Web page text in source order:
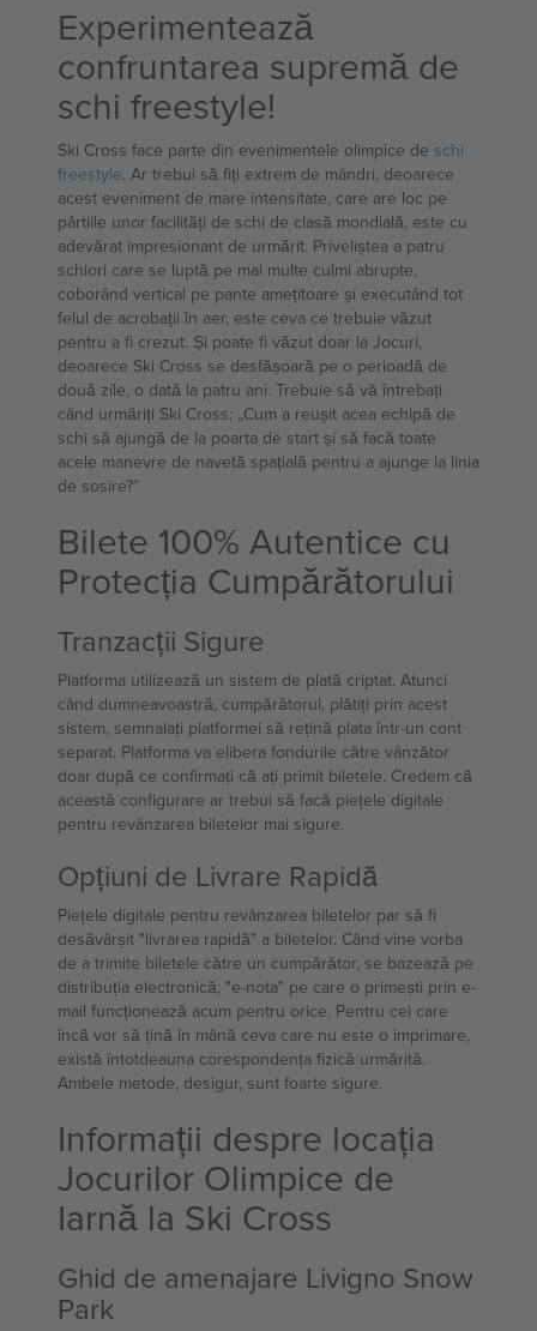
Experimentează
confruntarea supremă de
schi freestyle!
Ski Cross face parte din evenimentele olimpice de schi
freestyle. Ar trebui să fiți extrem de mândri, deoarece
acest eveniment de mare intensitate, care are loc pe
pârtiile unor facilități de schi de clasă mondială, este cu
adevărat impresionant de urmărit. Priveliștea a patru
schiori care se luptă pe mai multe culmi abrupte,
coborând vertical pe pante amețitoare și executând tot
felul de acrobații în aer, este ceva ce trebuie văzut
pentru a fi crezut. Și poate fi văzut doar la Jocuri,
deoarece Ski Cross se desfășoară pe o perioadă de
două zile, o dată la patru ani. Trebuie să vă întrebați
când urmăriți Ski Cross: „Cum a reușit acea echipă de
schi să ajungă de la poarta de start și să facă toate
acele manevre de navetă spațială pentru a ajunge la linia
de sosire?”
Bilete 100% Autentice cu
Protecția Cumpărătorului
Tranzacții Sigure
Platforma utilizează un sistem de plată criptat. Atunci
când dumneavoastră, cumpărătorul, plătiți prin acest
sistem, semnalați platformei să rețină plata într-un cont
separat. Platforma va elibera fondurile către vânzător
doar după ce confirmați că ați primit biletele. Credem că
această configurare ar trebui să facă piețele digitale
pentru revânzarea biletelor mai sigure.
Opțiuni de Livrare Rapidă
Piețele digitale pentru revânzarea biletelor par să fi
desăvârșit "livrarea rapidă" a biletelor. Când vine vorba
de a trimite biletele către un cumpărător, se bazează pe
distribuția electronică; "e-nota" pe care o primești prin e-
mail funcționează acum pentru orice. Pentru cei care
încă vor să țină în mână ceva care nu este o imprimare,
există întotdeauna corespondența fizică urmărită.
Ambele metode, desigur, sunt foarte sigure.
Informații despre locația
Jocurilor Olimpice de
Iarnă la Ski Cross
Ghid de amenajare Livigno Snow
Park